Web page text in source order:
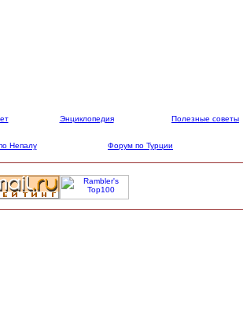
Энциклопедия Полезные советы
Непалу Форум по Турции